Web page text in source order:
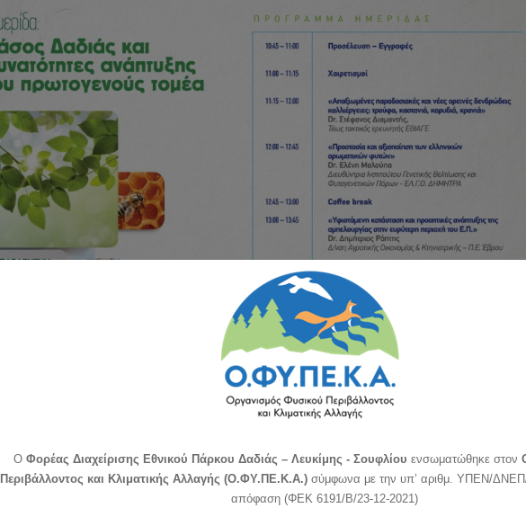
O Φορέας Διαχείρισης Εθνικού Πάρκου Δαδιάς – Λευκίμης - Σουφλίου ενσωματώθηκε στον
Περιβάλλοντος και Κλιματικής Αλλαγής (Ο.ΦΥ.ΠΕ.Κ.Α.) σύμφωνα με την υπ’ αριθμ. ΥΠΕΝ/
απόφαση (ΦΕΚ 6191/Β/23-12-2021)